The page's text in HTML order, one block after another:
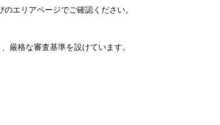
エリアページでご確認ください。
厳格な審査基準を設けています。